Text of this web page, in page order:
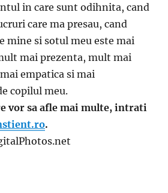
in care sunt odihnita, cand
care ma presau, cand
mine si sotul meu este mai
mai prezenta, mult mai
empatica si mai
copilul meu.
vor sa afle mai multe, intrati
.